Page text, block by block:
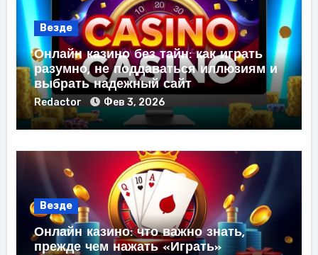
Везде
Онлайн казино без тайн: как играть
разумно, не поддаваться иллюзиям и
выбрать надежный сайт
Redactor Фев 3, 2026
Везде
Онлайн казино: что важно знать,
прежде чем нажать «Играть»